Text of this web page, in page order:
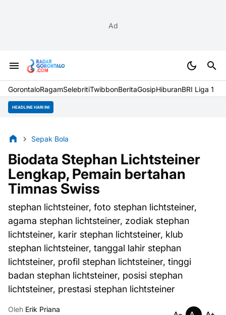
Ad
GorontaloRagamSelebritiTwibbonBeritaGosipHiburanBRI Liga 1
HEADLINE HARI INI
Sepak Bola
Biodata Stephan Lichtsteiner
Lengkap, Pemain bertahan
Timnas Swiss
stephan lichtsteiner, foto stephan lichtsteiner,
agama stephan lichtsteiner, zodiak stephan
lichtsteiner, karir stephan lichtsteiner, klub
stephan lichtsteiner, tanggal lahir stephan
lichtsteiner, profil stephan lichtsteiner, tinggi
badan stephan lichtsteiner, posisi stephan
lichtsteiner, prestasi stephan lichtsteiner
Oleh Erik Priana